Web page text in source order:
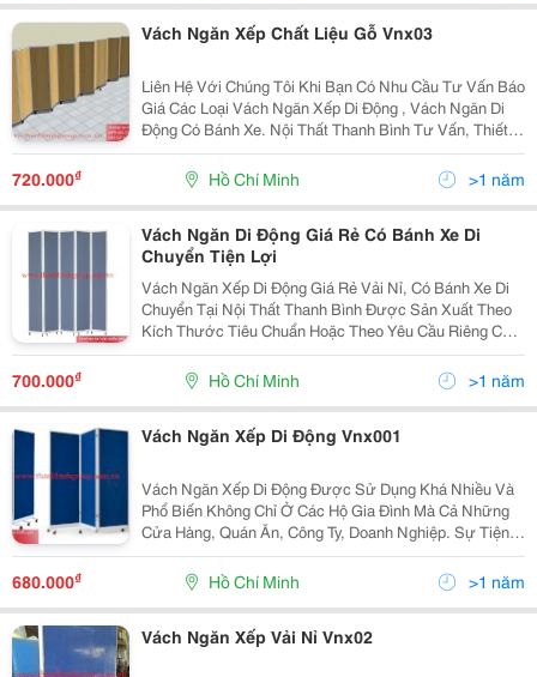
Vách Ngăn Xếp Chất Liệu Gỗ Vnx03
Liên Hệ Với Chúng Tôi Khi Bạn Có Nhu Cầu Tư Vấn Báo
Giá Các Loại Vách Ngăn Xếp Di Động , Vách Ngăn Di
Động Có Bánh Xe. Nội Thất Thanh Bình Tư Vấn, Thiết
Kế, Thi Công, Lắp Đặt Vách Ngăn Văn Phòng Theo Màu
Sắc, Kích Thước Tiêu Chuẩn Hoặc Theo Yêu Cầu...
720.000₫ Hồ Chí Minh >1 năm
Vách Ngăn Di Động Giá Rẻ Có Bánh Xe Di
Chuyển Tiện Lợi
Vách Ngăn Xếp Di Động Giá Rẻ Vải Nỉ, Có Bánh Xe Di
Chuyển Tại Nội Thất Thanh Bình Được Sản Xuất Theo
Kích Thước Tiêu Chuẩn Hoặc Theo Yêu Cầu Riêng Của
Từng Khách Hàng. Quý Khách Hàng Có Thể Lựa Chọn
Màu Sắc Vải Nỉ Phù Hợp Với Không Gian Của Mình...
700.000₫ Hồ Chí Minh >1 năm
Vách Ngăn Xếp Di Động Vnx001
Vách Ngăn Xếp Di Động Được Sử Dụng Khá Nhiều Và
Phổ Biến Không Chỉ Ở Các Hộ Gia Đình Mà Cả Những
Cửa Hàng, Quán Ăn, Công Ty, Doanh Nghiệp. Sự Tiện
Lợi Trong Lắp Đặt Và Sử Dụng Cũng Như Tiết Kiệm
Không Gian, Đẹp Mắt Là Những Ưu Điểm Nổi Bật Của
680.000₫ Hồ Chí Minh >1 năm
Vách Ngăn Xếp Vải Nỉ Vnx02